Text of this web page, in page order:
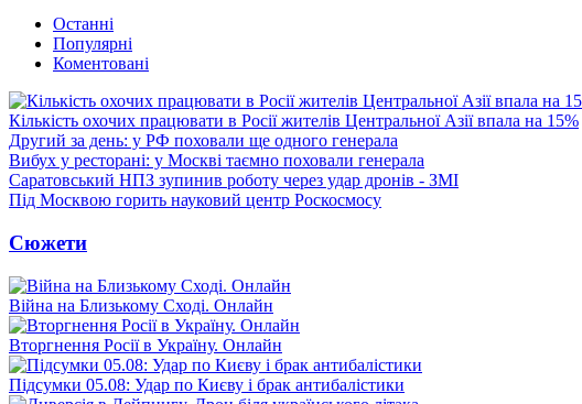
Останні
Популярні
Коментовані
Кількість охочих працювати в Росії жителів Центральної Азії впала на 15%
Другий за день: у РФ поховали ще одного генерала
Вибух у ресторані: у Москві таємно поховали генерала
Саратовський НПЗ зупинив роботу через удар дронів - ЗМІ
Під Москвою горить науковий центр Роскосмосу
Сюжети
Війна на Близькому Сході. Онлайн
Вторгнення Росії в Україну. Онлайн
Підсумки 05.08: Удар по Києву і брак антибалістики